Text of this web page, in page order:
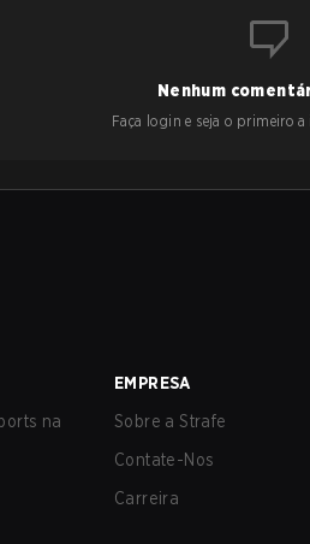
Nenhum
Faça login e seja o primeiro a
na
EMPRESA
Sobre a Strafe
Contate-Nos
Carreira